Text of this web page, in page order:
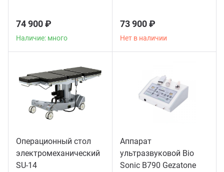
74 900 ₽
Наличие: много
73 900 ₽
Нет в наличии
Операционный стол
электромеханический
SU-14
Аппарат
ультразвуковой Bio
Sonic B790 Gezatone